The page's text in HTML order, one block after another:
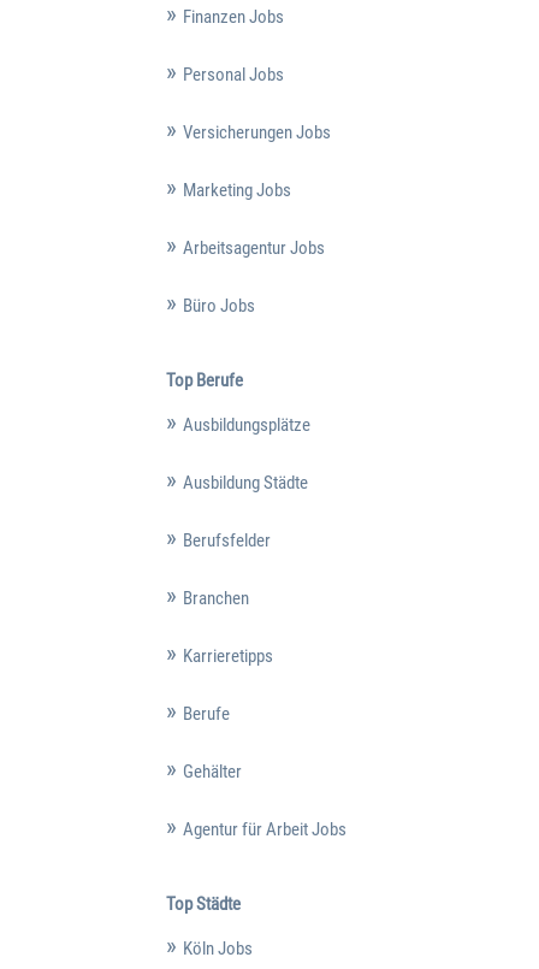
Finanzen Jobs
Personal Jobs
Versicherungen Jobs
Marketing Jobs
Arbeitsagentur Jobs
Büro Jobs
Top Berufe
Ausbildungsplätze
Ausbildung Städte
Berufsfelder
Branchen
Karrieretipps
Berufe
Gehälter
Agentur für Arbeit Jobs
Top Städte
Köln Jobs